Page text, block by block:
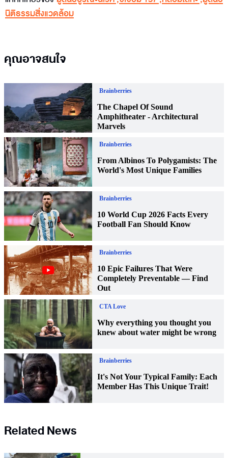
นิติธรรมสิ่งแวดล้อม
คุณอาจสนใจ
Related News